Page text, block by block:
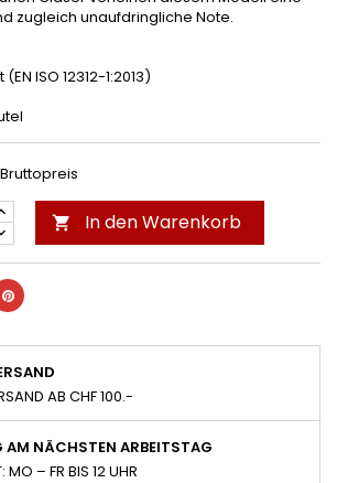
zugleich unaufdringliche Note.
ISO 12312-1:2013)
Bruttopreis
 In den Warenkorb
AB CHF 100.-
AM NÄCHSTEN ARBEITSTAG
MO – FR BIS 12 UHR